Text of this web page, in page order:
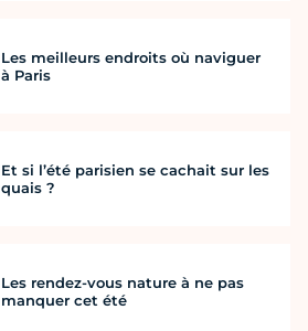
Les meilleurs endroits où naviguer
à Paris
Et si l’été parisien se cachait sur les
quais ?
Les rendez-vous nature à ne pas
manquer cet été